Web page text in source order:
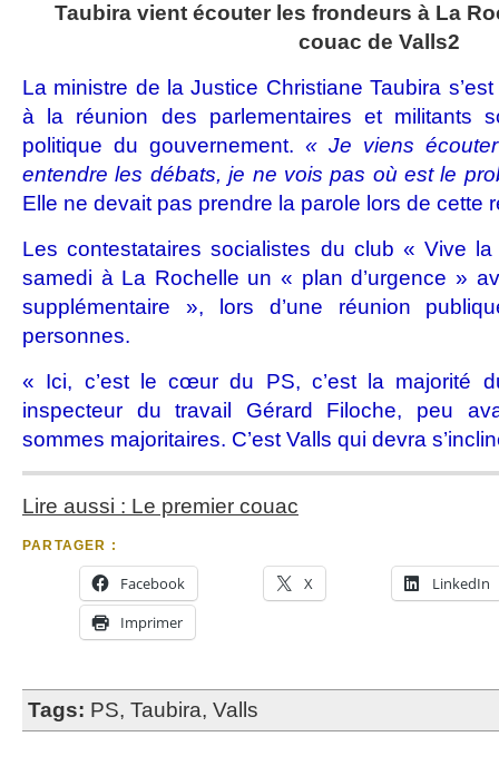
Taubira vient écouter les frondeurs à La
couac de Valls2
La ministre de la Justice Christiane Taubira
à la réunion des parlementaires et militants
politique du gouvernement. « Je viens
entendre les débats, je ne vois pas où est le
Elle ne devait pas prendre la parole lors de cette
Les contestataires socialistes du club « Vive
samedi à La Rochelle un « plan d’urgence »
supplémentaire », lors d’une réunion
personnes.
« Ici, c’est le cœur du PS, c’est la majorité
inspecteur du travail Gérard Filoche, peu
sommes majoritaires. C’est Valls qui devra
Lire aussi : Le premier couac
PARTAGER :
Facebook X
LinkedIn
Imprimer
Tags: PS, Taubira, Valls